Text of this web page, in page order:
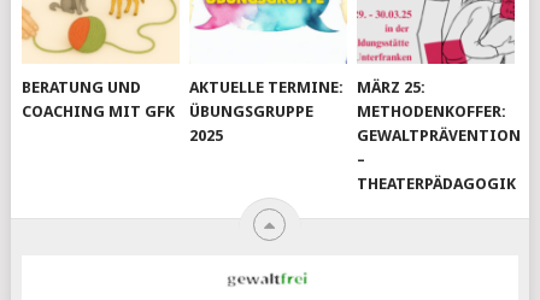
BERATUNG UND
COACHING MIT GFK
AKTUELLE TERMINE:
ÜBUNGSGRUPPE
2025
MÄRZ 25:
METHODENKOFFER:
GEWALTPRÄVENTION
–
THEATERPÄDAGOGIK